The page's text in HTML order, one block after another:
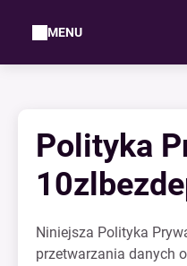
MENU
Polityka
Niniejsza Polityka
przetwarzania danych